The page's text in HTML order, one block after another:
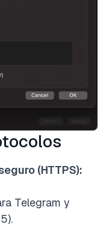
(HTTPS):
Telegram y